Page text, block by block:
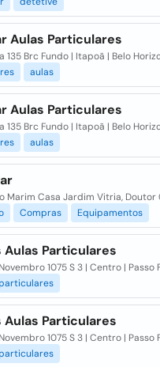
Aulas Particulares
135 Brc Fundo | Itapoã | Belo
aulas
Aulas Particulares
135 Brc Fundo | Itapoã | Belo
aulas
Marim Casa Jardim Vitria,
Compras Equipamentos
Particulares
Novembro 1075 S 3 | Centro |
Particulares
Novembro 1075 S 3 | Centro |